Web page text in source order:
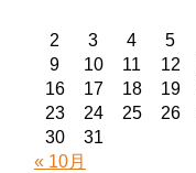
2
3 4 5
9
10 11 12
16
17 18 19
23
24 25 26
30
31
« 10月